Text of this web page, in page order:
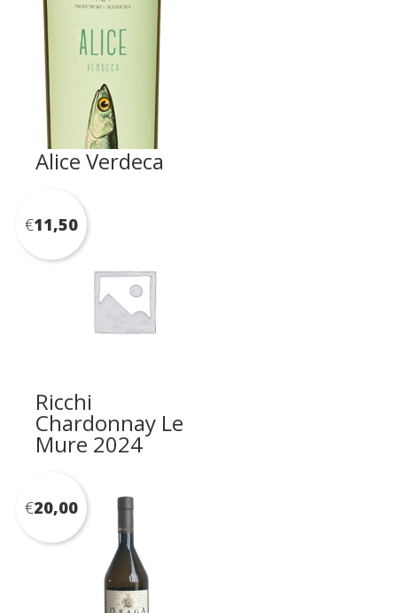
Alice Verdeca
Ricchi
Chardonnay Le
Mure 2024
€11,50
€20,00